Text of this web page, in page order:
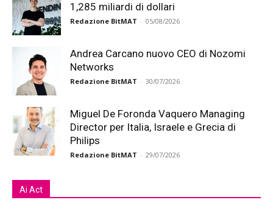
1,285 miliardi di dollari
Redazione BitMAT - 05/08/2026
Andrea Carcano nuovo CEO di Nozomi
Networks
Redazione BitMAT - 30/07/2026
Miguel De Foronda Vaquero Managing
Director per Italia, Israele e Grecia di
Philips
Redazione BitMAT - 29/07/2026
Ai Act